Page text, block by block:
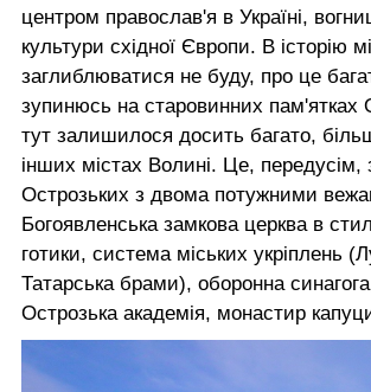
центром православ'я в Україні,
культури східної Європи. В історію
заглиблюватися не буду, про це
зупинюсь на старовинних пам'ятках
тут залишилося досить багато,
інших містах Волині. Це, передусім,
Острозьких з двома потужними
Богоявленська замкова церква в
готики, система міських укріплень
Татарська брами), оборонна
Острозька академія, монастир